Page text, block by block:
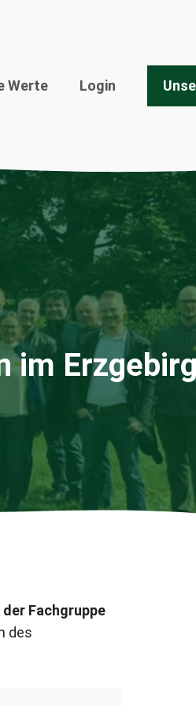
Werte Login
im
Fachgruppe
des